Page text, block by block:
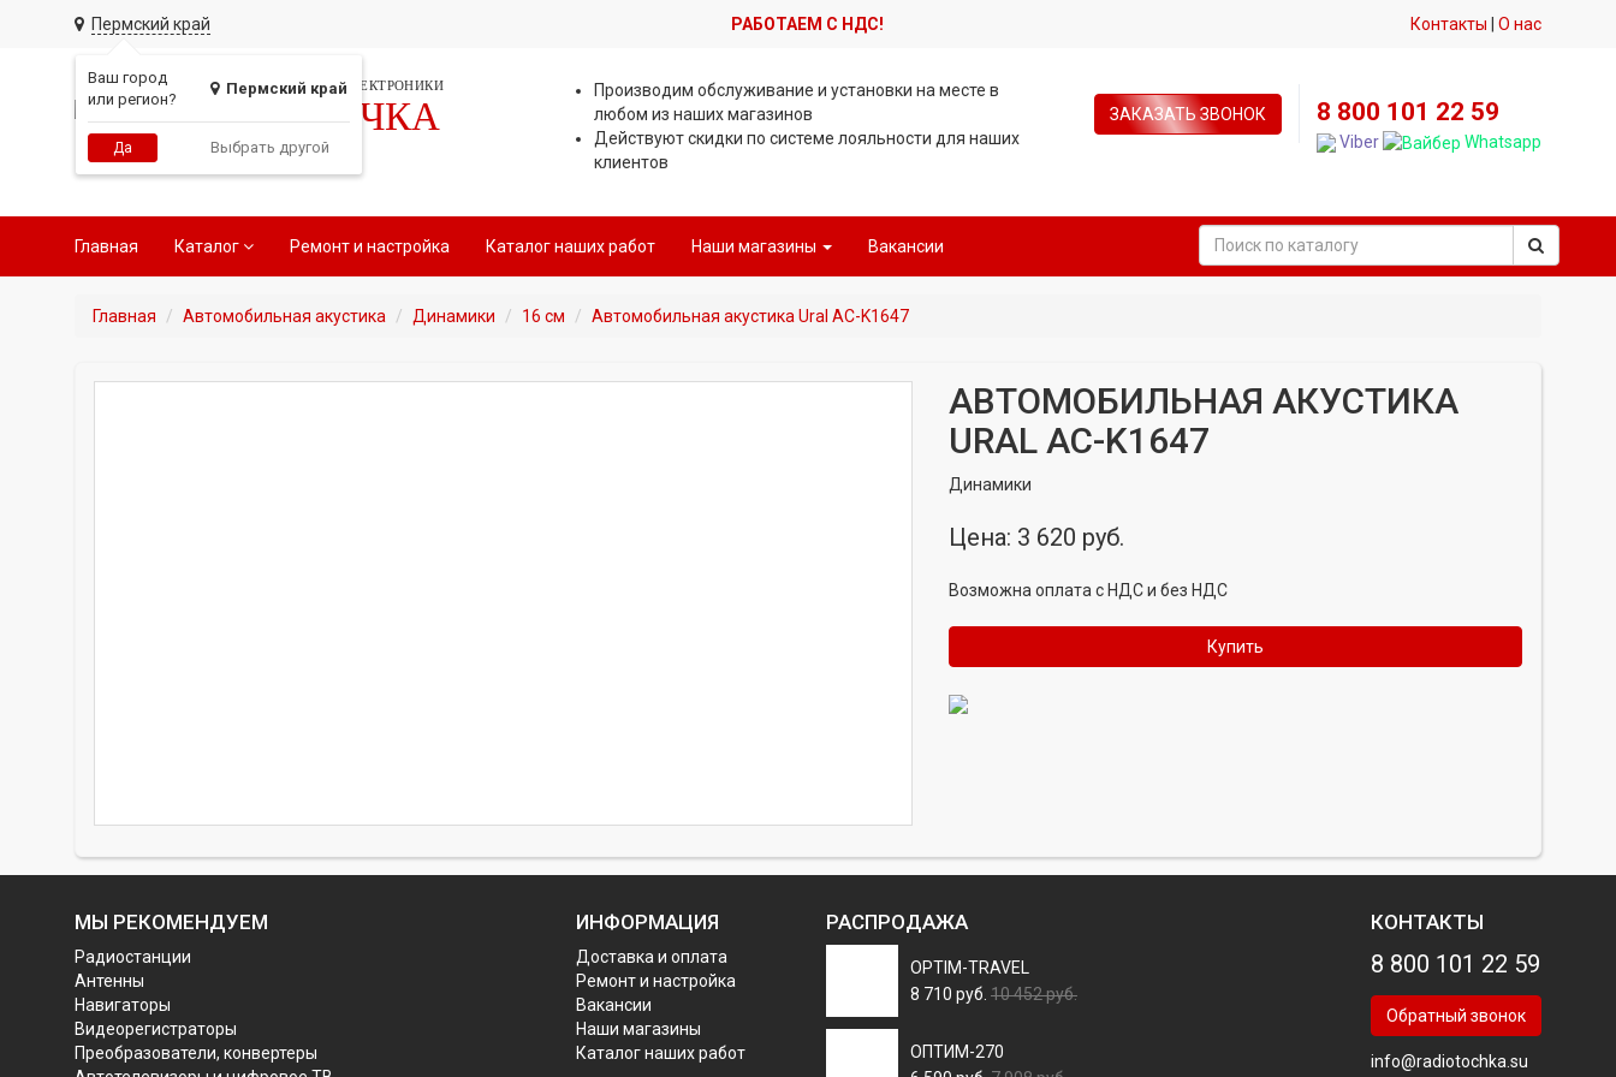
Пермский край
Ваш город
или регион?
Пермский край
Да Выбрать другой
РАБОТАЕМ С НДС! Контакты О нас
СЕТЬ МАГАЗИНОВ АВТОЭЛЕКТРОНИКИ
РАДИОТОЧКА
Производим обслуживание и установки на месте в
любом из наших магазинов
Действуют скидки по системе лояльности для наших
клиентов
ЗАКАЗАТЬ ЗВОНОК 8 800 101 22 59
Viber Whatsapp
Главная Каталог Ремонт и настройка Каталог наших работ Наши магазины Вакансии
Главная Автомобильная акустика Динамики 16 см Автомобильная акустика Ural AC-K1647
АВТОМОБИЛЬНАЯ АКУСТИКА
URAL AC-K1647
Динамики
Цена: 3 620 руб.
Возможна оплата с НДС и без НДС
Купить
МЫ РЕКОМЕНДУЕМ
Радиостанции
Антенны
Навигаторы
Видеорегистраторы
Преобразователи, конвертеры
ИНФОРМАЦИЯ
Доставка и оплата
Ремонт и настройка
Вакансии
Наши магазины
Каталог наших работ
РАСПРОДАЖА
OPTIM-TRAVEL
8 710 руб. 10 452 руб.
ОПТИМ-270
КОНТАКТЫ
8 800 101 22 59
Обратный звонок
info@radiotochka.su